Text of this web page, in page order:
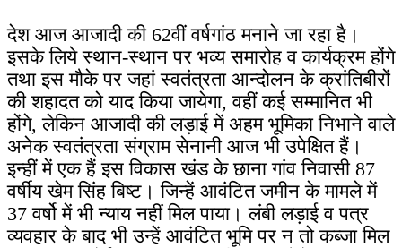
देश आज आजादी की 62वीं वर्षगांठ मनाने जा रहा है।
इसके लिये स्थान-स्थान पर भव्य समारोह व कार्यक्रम होंगे
तथा इस मौके पर जहां स्वतंत्रता आन्दोलन के क्रांतिबीरों
की शहादत को याद किया जायेगा, वहीं कई सम्मानित भी
होंगे, लेकिन आजादी की लड़ाई में अहम भूमिका निभाने वाले
अनेक स्वतंत्रता संग्राम सेनानी आज भी उपेक्षित हैं।
इन्हीं में एक हैं इस विकास खंड के छाना गांव निवासी 87
वर्षीय खेम सिंह बिष्ट। जिन्हें आवंटित जमीन के मामले में
37 वर्षो में भी न्याय नहीं मिल पाया। लंबी लड़ाई व पत्र
व्यवहार के बाद भी उन्हें आवंटित भूमि पर न तो कब्जा मिल